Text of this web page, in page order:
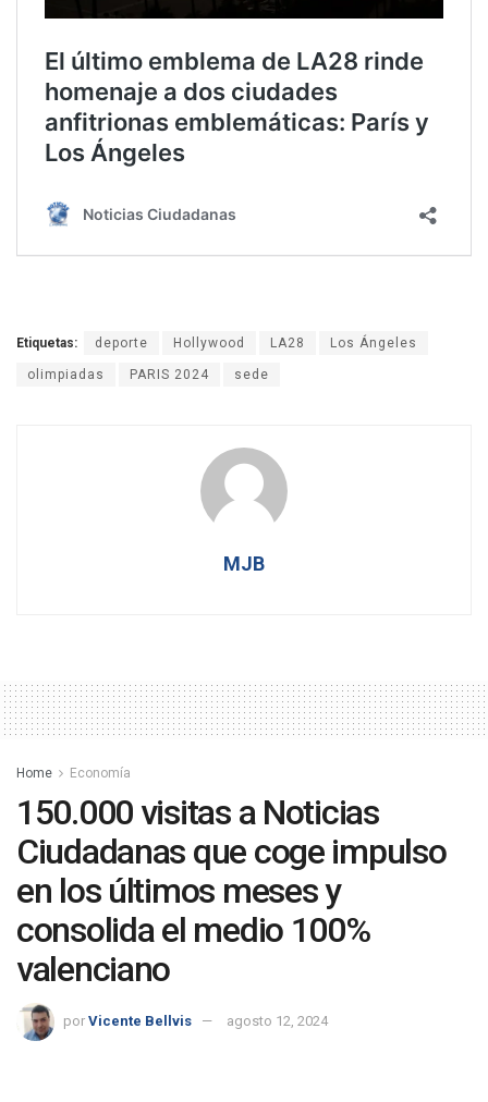
Etiquetas: deporte Hollywood LA28 Los Ángeles
olimpiadas PARIS 2024 sede
MJB
Home Economía
150.000 visitas a Noticias
Ciudadanas que coge impulso
en los últimos meses y
consolida el medio 100%
valenciano
por Vicente Bellvis agosto 12, 2024